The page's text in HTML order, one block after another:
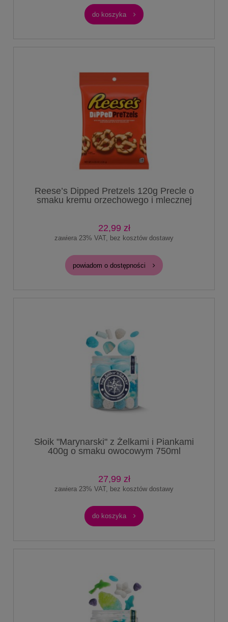
do koszyka
Reese’s Dipped Pretzels 120g Precle o
smaku kremu orzechowego i mlecznej
22,99 zł
zawiera 23% VAT, bez kosztów dostawy
powiadom o dostępności
Słoik "Marynarski" z Żelkami i Piankami
400g o smaku owocowym 750ml
27,99 zł
zawiera 23% VAT, bez kosztów dostawy
do koszyka